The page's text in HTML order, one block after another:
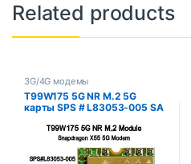
Related products
3G/4G модемы
T99W175 5G NR M.2 5G
карты SPS # L83053-005 SA
для hp спектр X360 13T-
AW200 трансформер ПК